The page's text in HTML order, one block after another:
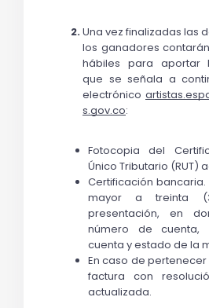
Una vez finalizadas las
los ganadores
hábiles para aportar
que se señala a
electrónico
s.gov.co:
Fotocopia del
Único Tributario (RUT)
Certificación
mayor a treinta
presentación, en
número de cuenta,
cuenta y estado de la
En caso de
factura con
actualizada.